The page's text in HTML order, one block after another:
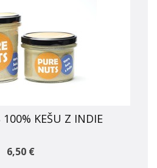
100% KEŠU Z INDIE
6,50 €